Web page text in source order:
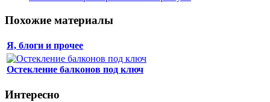
Похожие материалы
Я, блоги и прочее
Остекление балконов под ключ
Интересно